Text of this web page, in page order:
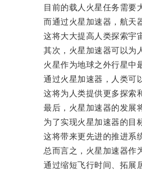
目前的载人火星任务需要大
而通过火星加速器，航天器
这将大大提高人类探索宇宙
其次，火星加速器可以为人
火星作为地球之外行星中最
通过火星加速器，人类可以
这将为人类提供更多探索和
最后，火星加速器的发展将
为了实现火星加速器的目标
这将带来更先进的推进系统
总而言之，火星加速器作为
通过缩短飞行时间、拓展居